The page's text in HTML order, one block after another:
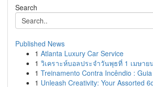
Search
Published News
1 Atlanta Luxury Car Service
1 วิเคราะห์บอลประจำวันพุธที่ 1 เมษาย
1 Treinamento Contra Incêndio :
1 Unleash Creativity: Your Assorted